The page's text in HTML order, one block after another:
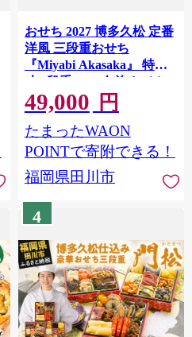
おせち 2027 博多久松 定番
洋風 三段重おせち
『Miyabi Akasaka』 特大8
寸 3段重 4～5人前 おせち
料理 重箱 お正月 冷凍おせ
ち 縁起物 祝箸付 福岡 お節
オセチ oseti osechi お祝い
迎春おせち 本格おせち お
寄せ 新春 贅沢おせち こだ
ち ふるさと納税おせち 御
理2027
49,000 円
たまったWAON
POINTで寄附できる！
福岡県田川市
4